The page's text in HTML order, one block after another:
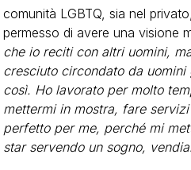
comunità LGBTQ, sia nel
permesso di avere una visione
che io reciti con altri uomini,
cresciuto circondato da
così. Ho lavorato per molto
mettermi in mostra, fare
perfetto per me, perché mi
star servendo un sogno,